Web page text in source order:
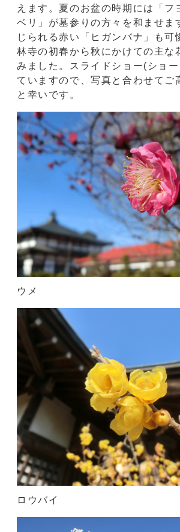
えます。夏のお盆の時期には「フ
ベリ」が墓参りの方々を和ませま
じられる赤い「ヒガンバナ」も可
林寺の初春から秋にかけての主な
みました。スライドショー(ショ
ていますので、写真と合わせてご
と幸いです。
ウメ
ロウバイ